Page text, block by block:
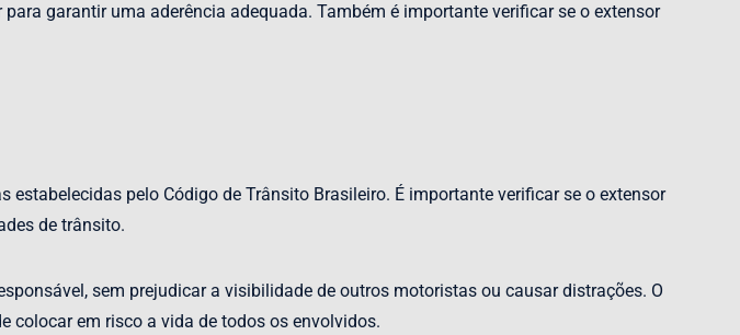
garantir uma aderência adequada. Também é importante verificar se o extensor
pelo Código de Trânsito Brasileiro. É importante verificar se o extensor
de trânsito.
sem prejudicar a visibilidade de outros motoristas ou causar distrações. O
colocar em risco a vida de todos os envolvidos.